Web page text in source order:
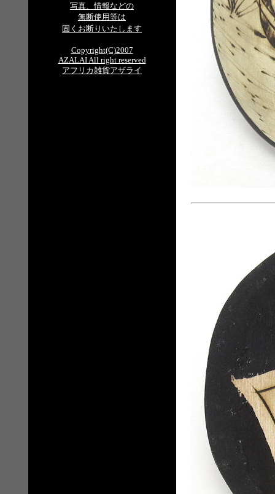
写真、情報などの
無断使用等は
固くお断りいたします
Copyright(C)2007
AZALAI All right reserved
アフリカ雑貨アザライ